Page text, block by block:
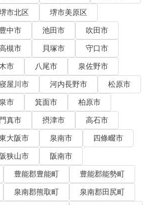
市北区
堺市美原区
豊中市 池田市
吹田市
槻市 貝塚市
守口市
市 八尾市
泉佐野市
屋川市 河内長野市
松原市
市 箕面市
柏原市
門真市 摂津市
高石市
大阪市 泉南市
四條畷市
狭山市
阪南市
豊能郡豊能町
豊能郡能勢町
泉南郡熊取町
泉南郡田尻町